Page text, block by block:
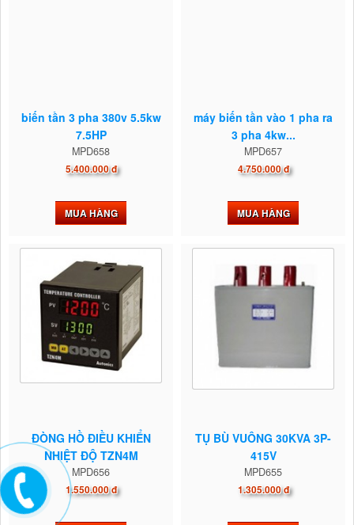
biến tần 3 pha 380v 5.5kw
7.5HP
MPD658
5.400.000 đ
MUA HÀNG
máy biến tần vào 1 pha ra
3 pha 4kw...
MPD657
4.750.000 đ
MUA HÀNG
ĐÒNG HỒ ĐIỀU KHIỂN
NHIỆT ĐỘ TZN4M
MPD656
1.550.000 đ
TỤ BÙ VUÔNG 30KVA 3P-
415V
MPD655
1.305.000 đ